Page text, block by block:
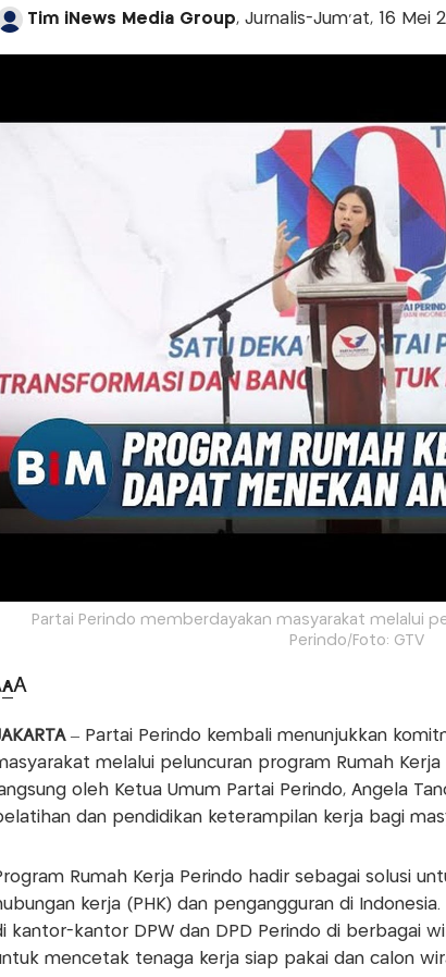
Tim iNews Media Group, Jurnalis-Jum'at, 16 Mei
Partai Perindo memberdayakan masyarakat melalui
Perindo/Foto: GTV
AA
– Partai Perindo kembali menunjukkan
melalui peluncuran program Rumah Kerja
oleh Ketua Umum Partai Perindo, Angela
dan pendidikan keterampilan kerja bagi
Rumah Kerja Perindo hadir sebagai solusi
kerja (PHK) dan pengangguran di
kantor-kantor DPW dan DPD Perindo di berbagai
mencetak tenaga kerja siap pakai dan calon